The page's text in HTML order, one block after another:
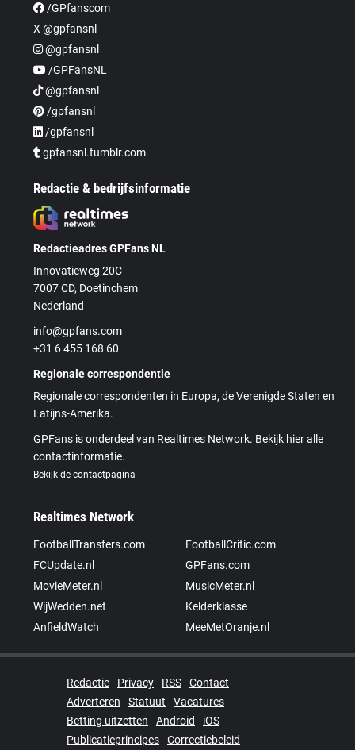
/GPfanscom
X @gpfansnl
@gpfansnl
/GPFansNL
@gpfansnl
/gpfansnl
/gpfansnl
gpfansnl.tumblr.com
Redactie & bedrijfsinformatie
Redactieadres GPFans NL
Innovatieweg 20C
7007 CD, Doetinchem
Nederland
info@gpfans.com
+31 6 455 168 60
Regionale correspondentie
Regionale correspondenten in Europa, de Verenigde Staten en
Latijns-Amerika.
GPFans is onderdeel van Realtimes Network. Bekijk hier alle
contactinformatie.
Bekijk de contactpagina
Realtimes Network
FootballTransfers.com
FootballCritic.com
FCUpdate.nl
GPFans.com
MovieMeter.nl
MusicMeter.nl
WijWedden.net
Kelderklasse
AnfieldWatch
MeeMetOranje.nl
Redactie Privacy RSS
Contact
Adverteren
Statuut
Vacatures
Betting uitzetten
Android
iOS
Publicatieprincipes
Correctiebeleid